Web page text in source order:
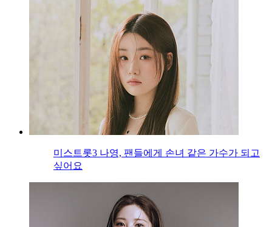
미스트롯3 나영, 팬들에게 손녀 같은 가수가 되고
싶어요